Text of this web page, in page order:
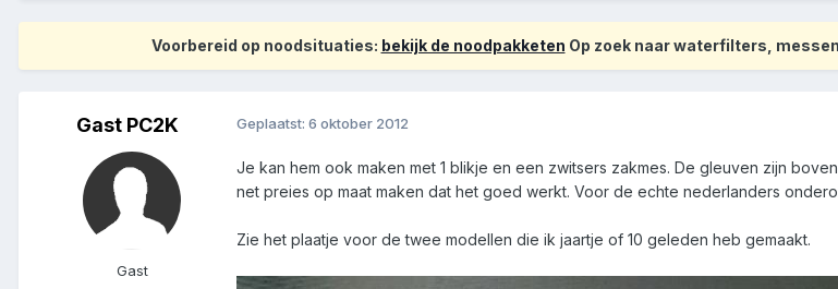
Voorbereid op noodsituaties: bekijk de noodpakketen Op zoek naar waterfilters,
Gast PC2K
Gast
Geplaatst: 6 oktober 2012
Je kan hem ook maken met 1 blikje en een zwitsers zakmes. De gleuven zijn
net preies op maat maken dat het goed werkt. Voor de echte nederlanders
Zie het plaatje voor de twee modellen die ik jaartje of 10 geleden heb gemaakt.